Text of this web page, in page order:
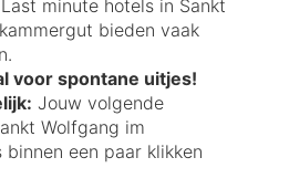
Last minute hotels in Sankt
bieden vaak
voor spontane uitjes!
Jouw volgende
Wolfgang im
binnen een paar klikken